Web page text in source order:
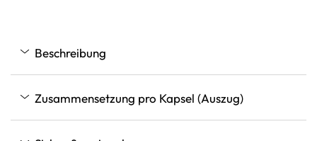
Beschreibung
Zusammensetzung pro Kapsel (Auszug)